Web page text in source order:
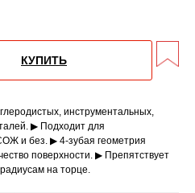
КУПИТЬ
инструментальных,
▶ Подходит для
и без. ▶ 4-зубая геометрия
поверхности. ▶ Препятствует
на торце.